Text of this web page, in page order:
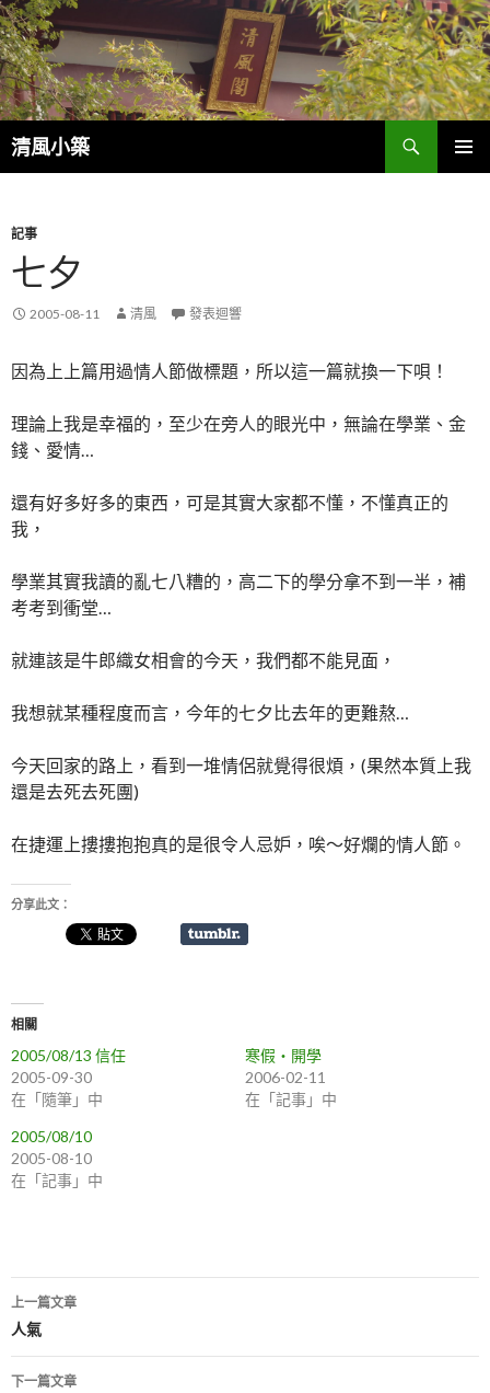
清風小築
搜
尋
容
記事
七夕
2005-08-11 清風 發表迴響
因為上上篇用過情人節做標題，所以這一篇就換一下唄！
理論上我是幸福的，至少在旁人的眼光中，無論在學業、金
錢、愛情…
還有好多好多的東西，可是其實大家都不懂，不懂真正的
我，
學業其實我讀的亂七八糟的，高二下的學分拿不到一半，補
考考到衝堂…
就連該是牛郎織女相會的今天，我們都不能見面，
我想就某種程度而言，今年的七夕比去年的更難熬…
今天回家的路上，看到一堆情侶就覺得很煩，(果然本質上我
還是去死去死團)
在捷運上摟摟抱抱真的是很令人忌妒，唉～好爛的情人節。
分享此文：
相關
2005/08/13 信任
2005-09-30
在「隨筆」中
寒假‧開學
2006-02-11
在「記事」中
2005/08/10
2005-08-10
在「記事」中
文
章
上一篇文章
人氣
下一篇文章